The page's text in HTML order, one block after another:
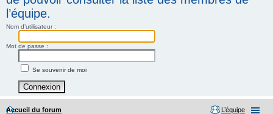
l’équipe.
Nom d’utilisateur :
Mot de passe :
Se souvenir de moi
Accueil du forum L’équipe